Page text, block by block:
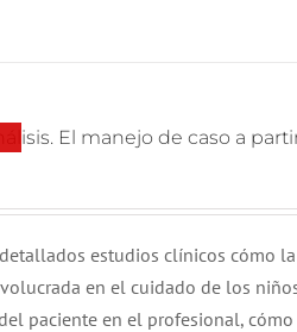
El manejo de caso a
estudios clínicos cómo
en el cuidado de los
paciente en el profesional,